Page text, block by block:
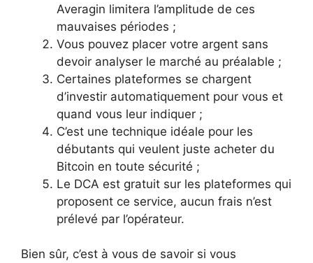
Averagin limitera l’amplitude de ces
mauvaises périodes ;
Vous pouvez placer votre argent sans
devoir analyser le marché au préalable ;
Certaines plateformes se chargent
d’investir automatiquement pour vous et
quand vous leur indiquer ;
C’est une technique idéale pour les
débutants qui veulent juste acheter du
Bitcoin en toute sécurité ;
Le DCA est gratuit sur les plateformes qui
proposent ce service, aucun frais n’est
prélevé par l’opérateur.
Bien sûr, c’est à vous de savoir si vous